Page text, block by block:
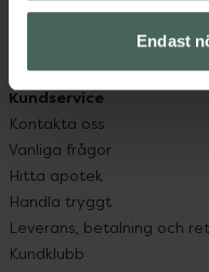
Endast
hjälpa just dig att må
Kundservice
Kontakta oss
Vanliga frågor
Hitta apotek
Handla tryggt
Leverans, betalning och
Kundklubb